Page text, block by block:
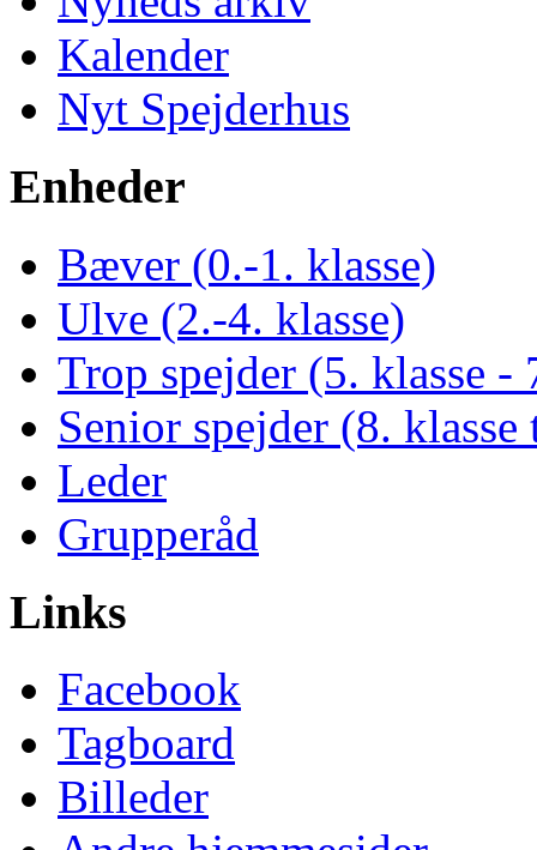
Kalender
Nyt Spejderhus
Enheder
Bæver (0.-1. klasse)
Ulve (2.-4. klasse)
Trop spejder (5. klasse -
Senior spejder (8.
Leder
Grupperåd
Links
Facebook
Tagboard
Billeder